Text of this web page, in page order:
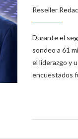
Reseller
Durante el
sondeo a 61
el liderazgo y
encuestados